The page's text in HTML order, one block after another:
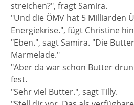
streichen?", fragt Samira.
"Und die ÖMV hat 5 Milliarden
Energiekrise.", fügt Christine
"Eben.", sagt Samira. "Die
Marmelade."
"Aber da war schon Butter
fest.
"Sehr viel Butter.", sagt Tilly.